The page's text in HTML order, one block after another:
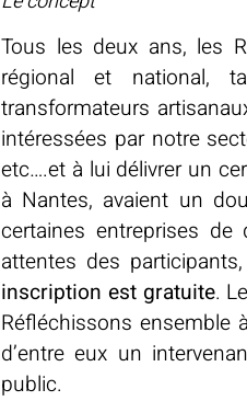
Tous les deux ans, les
régional et national,
transformateurs
intéressées par notre
etc….et à lui délivrer un
à Nantes, avaient un
certaines entreprises
attentes des
inscription est gratuite.
Réfléchissons ensemble
d’entre eux un
public.